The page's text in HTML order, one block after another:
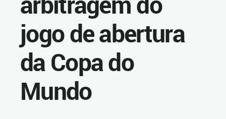
jogo de abertura
da Copa do
Mundo